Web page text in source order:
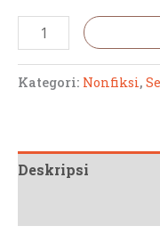
Kategori: Nonfiksi,
Deskripsi